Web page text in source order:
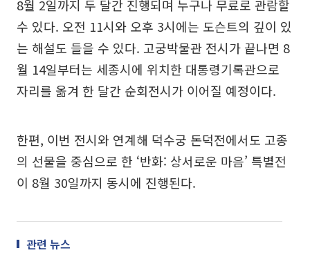
8월 2일까지 두 달간 진행되며 누구나 무료로 관람할
수 있다. 오전 11시와 오후 3시에는 도슨트의 깊이 있
는 해설도 들을 수 있다. 고궁박물관 전시가 끝나면 8
월 14일부터는 세종시에 위치한 대통령기록관으로
자리를 옮겨 한 달간 순회전시가 이어질 예정이다.
한편, 이번 전시와 연계해 덕수궁 돈덕전에서도 고종
의 선물을 중심으로 한 ‘반화: 상서로운 마음’ 특별전
이 8월 30일까지 동시에 진행된다.
관련 뉴스